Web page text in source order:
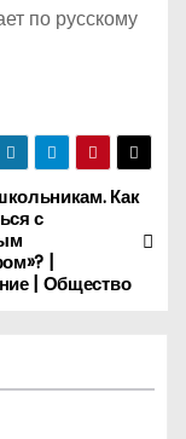
по русскому
Как
с
|
| Общество